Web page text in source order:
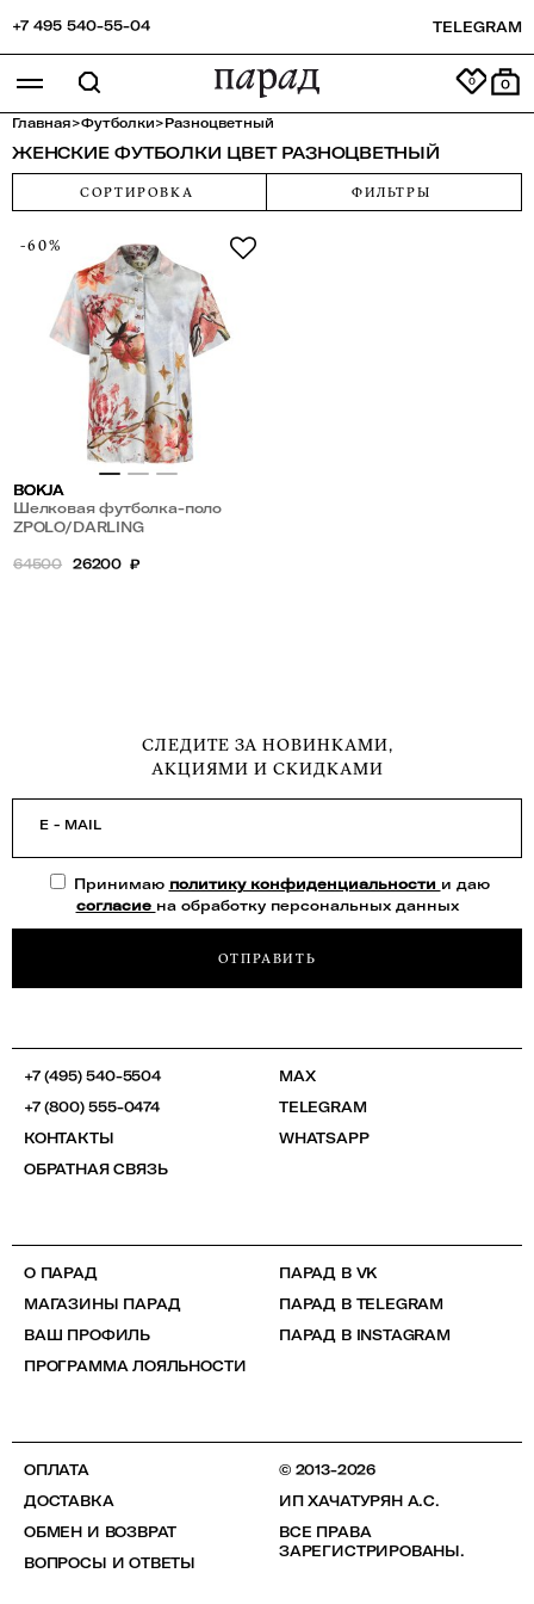
+7 495 540-55-04 TELEGRAM
0
Главная>Футболки>Разноцветный
ЖЕНСКИЕ ФУТБОЛКИ ЦВЕТ РАЗНОЦВЕТНЫЙ
СОРТИРОВКА ФИЛЬТРЫ
-60%
BOKJA
Шелковая футболка-поло
ZPOLO/DARLING
64500 26200 ₽
СЛЕДИТЕ ЗА НОВИНКАМИ,
АКЦИЯМИ И СКИДКАМИ
E - MAIL
Принимаю политику конфиденциальности и даю
согласие на обработку персональных данных
ОТПРАВИТЬ
+7 (495) 540-5504
+7 (800) 555-0474
КОНТАКТЫ
ОБРАТНАЯ СВЯЗЬ
MAX
TELEGRAM
WHATSAPP
О ПАРАД
МАГАЗИНЫ ПАРАД
ВАШ ПРОФИЛЬ
ПРОГРАММА ЛОЯЛЬНОСТИ
ПАРАД В VK
ПАРАД В TELEGRAM
ПАРАД В INSTAGRAM
ОПЛАТА
ДОСТАВКА
ОБМЕН И ВОЗВРАТ
ВОПРОСЫ И ОТВЕТЫ
© 2013-2026
ИП ХАЧАТУРЯН А.С.
ВСЕ ПРАВА
ЗАРЕГИСТРИРОВАНЫ.